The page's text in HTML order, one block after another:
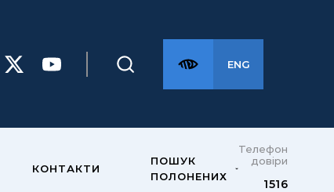
ENG
КОНТАКТИ
ПОШУК
ПОЛОНЕНИХ
Телефон
довіри
1516